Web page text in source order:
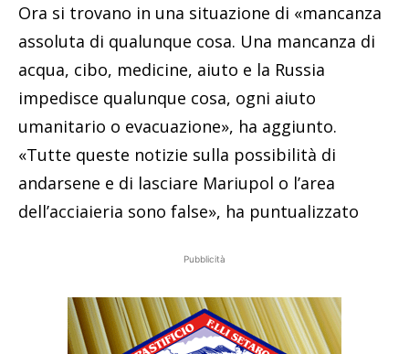
Ora si trovano in una situazione di «mancanza
assoluta di qualunque cosa. Una mancanza di
acqua, cibo, medicine, aiuto e la Russia
impedisce qualunque cosa, ogni aiuto
umanitario o evacuazione», ha aggiunto.
«Tutte queste notizie sulla possibilità di
andarsene e di lasciare Mariupol o l’area
dell’acciaieria sono false», ha puntualizzato
Pubblicità